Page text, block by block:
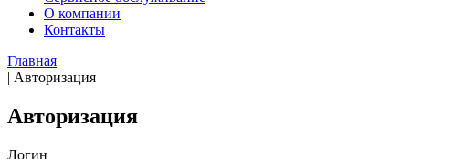
О компании
Контакты
Главная
| Авторизация
Авторизация
Логин